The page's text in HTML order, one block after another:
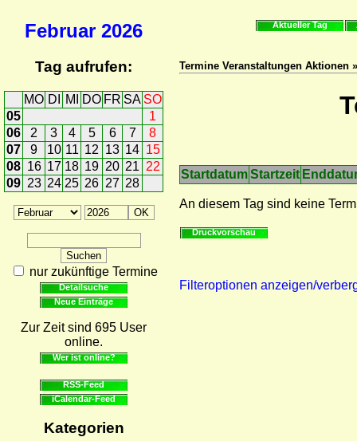
Februar 2026
Tag aufrufen:
MO DI MI DO FR SA SO
05
1
06
2 3 4 5 6 7
8
07
9 10 11 12 13 14 15
08 16 17 18 19 20 21 22
09 23 24 25 26 27 28
nur zukünftige Termine
Detailsuche
Neue Einträge
Zur Zeit sind 695 User
online.
Wer ist online?
RSS-Feed
iCalendar-Feed
Kategorien
Aktueller Tag
Termine Veranstaltungen Aktionen
StartdatumStartzeit
An diesem Tag sind keine
Druckvorschau
Filteroptionen anzeigen/